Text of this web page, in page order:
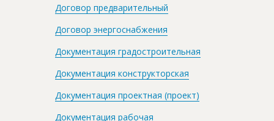
Договор предварительный
Договор энергоснабжения
Документация градостроительная
Документация конструкторская
Документация проектная (проект)
Документация рабочая